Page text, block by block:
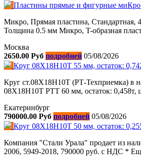
Пластины прямые и фигурные
Микро, Прямая пластина, Стандартная,
Толщина 0.5 мм Микро, T-образная
Москва
2650.00 Руб подробней 05/08/2026
Круг 08Х18Н10Т 55 мм, остаток:
Круг ст.08Х18Н10Т (РТ-Техприемка) в
08Х18Н10Т РТТ 60 мм, остаток: 0,458т,
Екатеринбург
790000.00 Руб подробней 05/08/2026
Круг 08Х18Н10Т 50 мм, остаток:
Компания "Стали Урала" продает из
2006, 5949-2018, 790000 руб. с НДС *